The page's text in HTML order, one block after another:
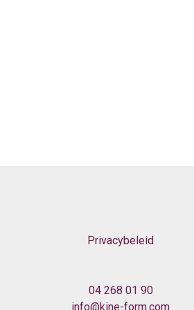
Privacybeleid
04 268 01 90
info@kine-form.com